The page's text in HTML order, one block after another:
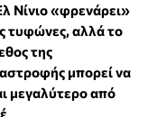
Νίνιο «φρενάρει»
τυφώνες, αλλά το
της
μπορεί να
μεγαλύτερο από